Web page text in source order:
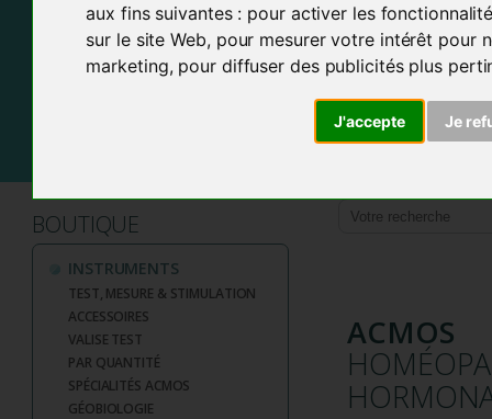
aux fins suivantes : pour activer les
sur le site Web, pour mesurer votre intérêt pour
marketing, pour diffuser des publicités plus
J'accepte Je
Frais de Port offerts En France et dans certains pays
BOUTIQUE
INSTRUMENTS
TEST, MESURE & STIMULATION
ACCESSOIRES
VALISE TEST
PAR QUANTITÉ
SPÉCIALITÉS ACMOS
GÉOBIOLOGIE
ACMOS